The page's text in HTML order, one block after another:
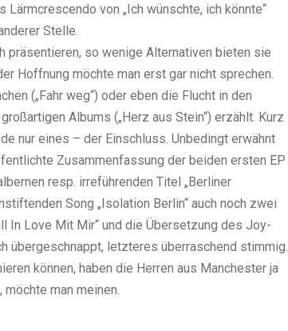
von „Ich wünschte, ich könnte“
Stelle.
so wenige Alternativen bieten sie
Hoffnung möchte man erst gar nicht sprechen.
(„Fahr weg“) oder eben die Flucht in den
Albums („Herz aus Stein“) erzählt. Kurz
nur eines – der Einschluss. Unbedingt erwähnt
Zusammenfassung der beiden ersten EP
resp. irreführenden Titel „Berliner
Song „Isolation Berlin“ auch noch zwei
In Love Mit Mir“ und die Übersetzung des Joy-
übergeschnappt, letzteres überraschend stimmig.
können, haben die Herren aus Manchester ja
man meinen.